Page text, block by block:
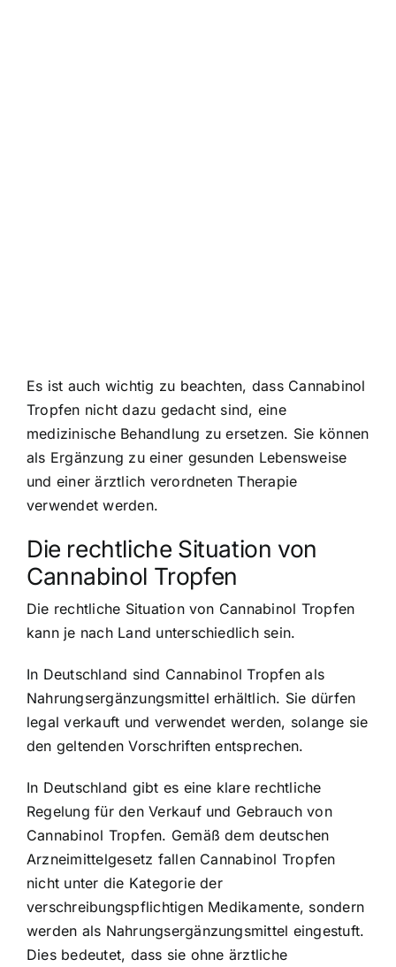
Es ist auch wichtig zu beachten, dass Cannabinol
Tropfen nicht dazu gedacht sind, eine
medizinische Behandlung zu ersetzen. Sie können
als Ergänzung zu einer gesunden Lebensweise
und einer ärztlich verordneten Therapie
verwendet werden.
Die rechtliche Situation von
Cannabinol Tropfen
Die rechtliche Situation von Cannabinol Tropfen
kann je nach Land unterschiedlich sein.
In Deutschland sind Cannabinol Tropfen als
Nahrungsergänzungsmittel erhältlich. Sie dürfen
legal verkauft und verwendet werden, solange sie
den geltenden Vorschriften entsprechen.
In Deutschland gibt es eine klare rechtliche
Regelung für den Verkauf und Gebrauch von
Cannabinol Tropfen. Gemäß dem deutschen
Arzneimittelgesetz fallen Cannabinol Tropfen
nicht unter die Kategorie der
verschreibungspflichtigen Medikamente, sondern
werden als Nahrungsergänzungsmittel eingestuft.
Dies bedeutet, dass sie ohne ärztliche